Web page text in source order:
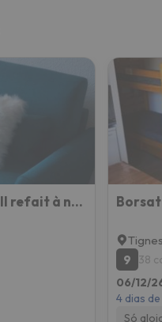
Studio 1 cabine chalet club III refait à neuf
9
38
06/12/
4 dias
Só